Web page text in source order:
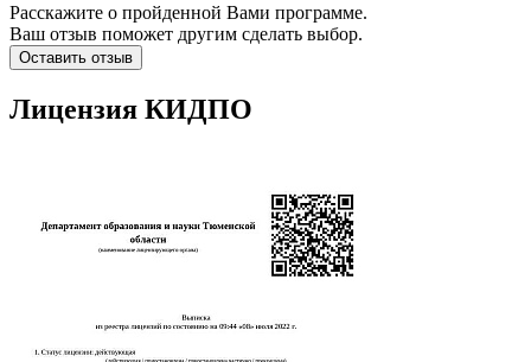
Расскажите о пройденной Вами программе.
Ваш отзыв поможет другим сделать выбор.
Оставить отзыв
Лицензия КИДПО